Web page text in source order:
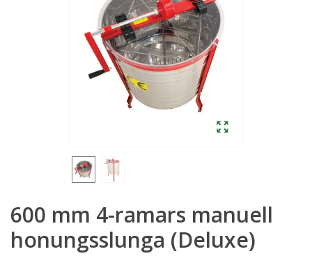
600 mm 4-ramars manuell
honungsslunga (Deluxe)